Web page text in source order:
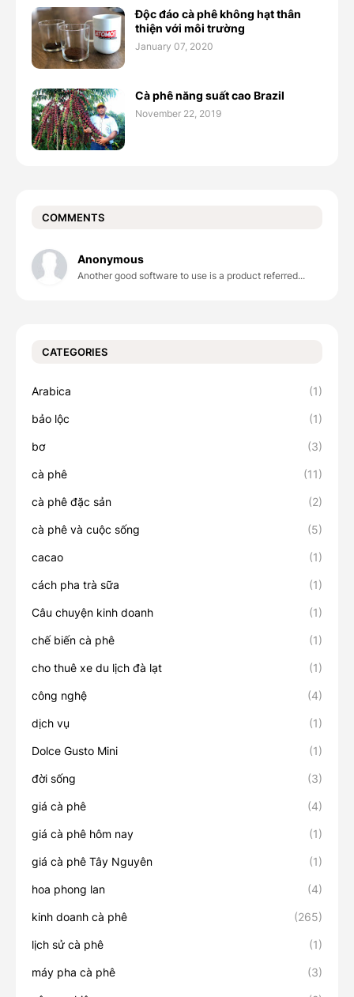
Độc đáo cà phê không hạt thân
thiện với môi trường
January 07, 2020
Cà phê năng suất cao Brazil
November 22, 2019
COMMENTS
Anonymous
Another good software to use is a product referred...
CATEGORIES
Arabica (1)
bảo lộc (1)
bơ (3)
cà phê (11)
cà phê đặc sản (2)
cà phê và cuộc sống (5)
cacao (1)
cách pha trà sữa (1)
Câu chuyện kinh doanh (1)
chế biến cà phê (1)
cho thuê xe du lịch đà lạt (1)
công nghệ (4)
dịch vụ (1)
Dolce Gusto Mini (1)
đời sống (3)
giá cà phê (4)
giá cà phê hôm nay (1)
giá cà phê Tây Nguyên (1)
hoa phong lan (4)
kinh doanh cà phê (265)
lịch sử cà phê (1)
máy pha cà phê (3)